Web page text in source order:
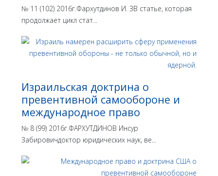
№ 11 (102) 2016г.Фархутдинов И. ЗВ статье, которая
продолжает цикл стат...
Израильская доктрина o
превентивной самообороне и
международное право
№ 8 (99) 2016г.ФАРХУТДИНОВ Инсур
Забировичдоктор юридических наук, ве...